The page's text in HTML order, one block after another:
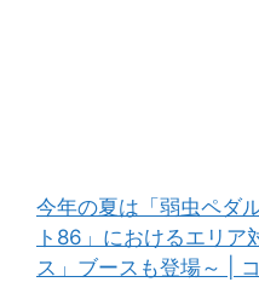
今年の夏は「弱虫ペダ
ト86」におけるエリア
ス」ブースも登場～ |